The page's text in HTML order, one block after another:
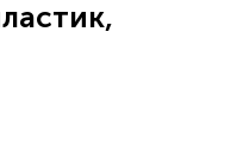
лампы
(балласты)